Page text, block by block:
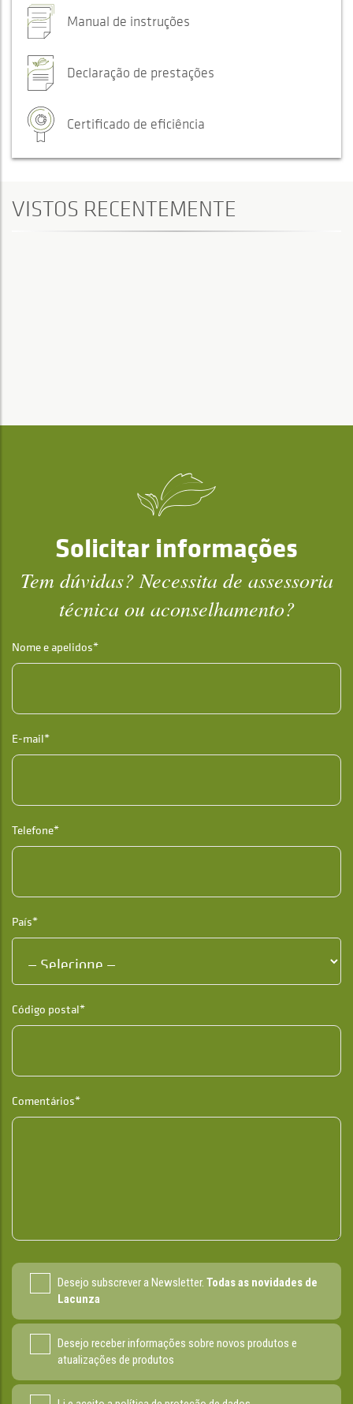
Manual de instruções
Declaração de prestações
Certificado de eficiência
VISTOS RECENTEMENTE
Solicitar informações
Tem dúvidas? Necessita de assessoria
técnica ou aconselhamento?
Nome e apelidos*
E-mail*
Telefone*
País*
Código postal*
Comentários*
Desejo subscrever a Newsletter. Todas as novidades de
Lacunza
Desejo receber informações sobre novos produtos e
atualizações de produtos